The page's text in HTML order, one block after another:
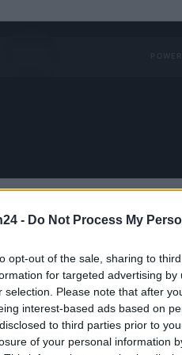
- Do Not Process My
opt-out of the sale, sharing to
for targeted advertising
selection. Please note that after
interest-based ads based on
to third parties prior to
of your personal information
probleem in veel
maar vormen ook een
aan het milieu. Om
burgerlijke
het belangrijk is om dit te
de klacht is ingediend.
voor de bescherming